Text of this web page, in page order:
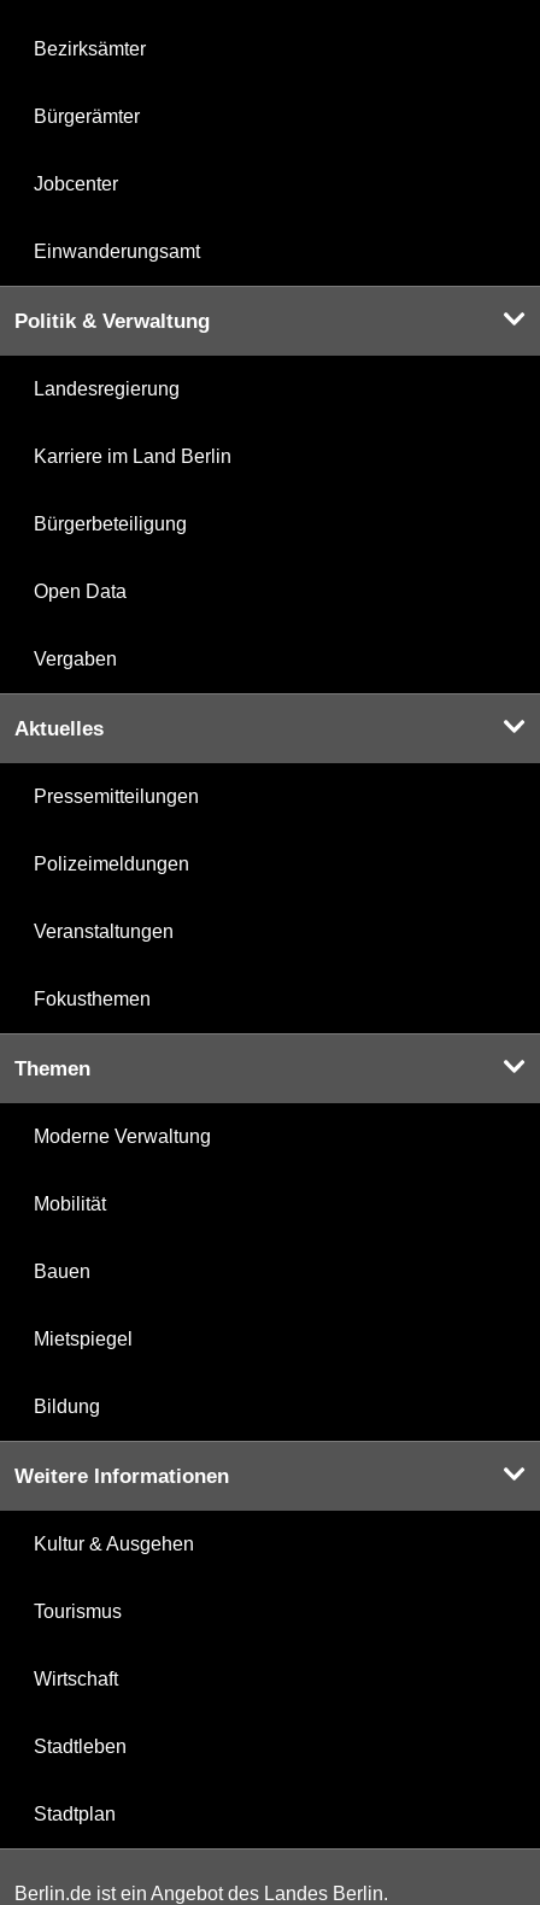
Bezirksämter
Bürgerämter
Jobcenter
Einwanderungsamt
Politik & Verwaltung
Landesregierung
Karriere im Land Berlin
Bürgerbeteiligung
Open Data
Vergaben
Aktuelles
Pressemitteilungen
Polizeimeldungen
Veranstaltungen
Fokusthemen
Themen
Moderne Verwaltung
Mobilität
Bauen
Mietspiegel
Bildung
Weitere Informationen
Kultur & Ausgehen
Tourismus
Wirtschaft
Stadtleben
Stadtplan
Berlin.de ist ein Angebot des Landes Berlin.